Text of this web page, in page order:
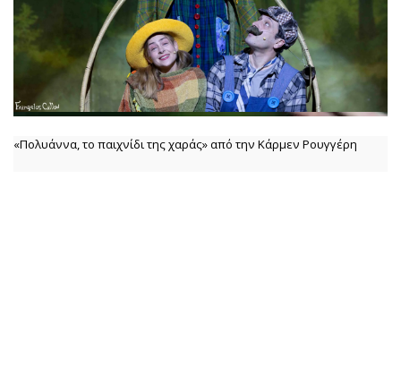
«Πολυάννα, το παιχνίδι της χαράς» από την Κάρμεν Ρουγγέρη